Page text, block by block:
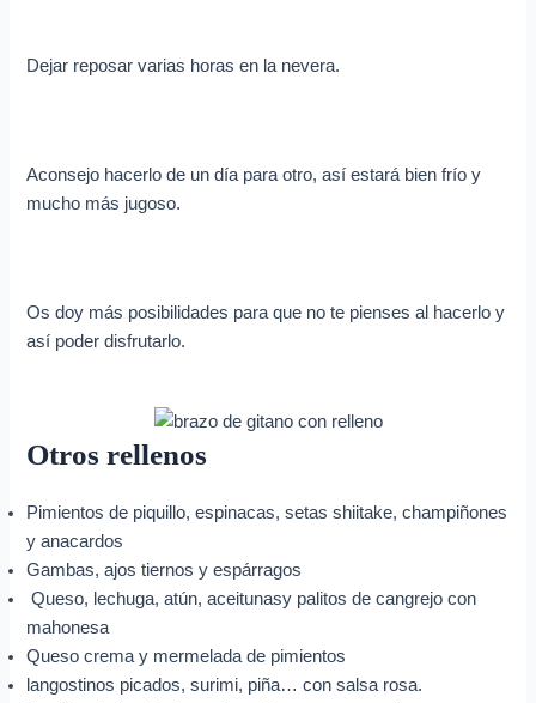
Dejar reposar varias horas en la nevera.
Aconsejo hacerlo de un día para otro, así estará bien frío y
mucho más jugoso.
Os doy más posibilidades para que no te pienses al hacerlo y
así poder disfrutarlo.
Otros rellenos
Pimientos de piquillo, espinacas, setas shiitake, champiñones
y anacardos
Gambas, ajos tiernos y espárragos
Queso, lechuga, atún, aceitunasy palitos de cangrejo con
mahonesa
Queso crema y mermelada de pimientos
langostinos picados, surimi, piña… con salsa rosa.